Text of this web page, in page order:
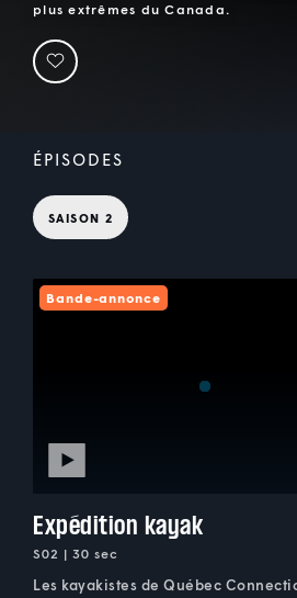
plus extrêmes du Canada.
ÉPISODES
SAISON 2
Bande-annonce
Expédition kayak
S02 | 30 sec
Les kayakistes de Québec